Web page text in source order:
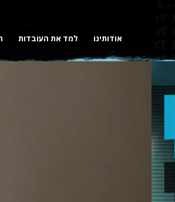
אודותינו למד את העובדות